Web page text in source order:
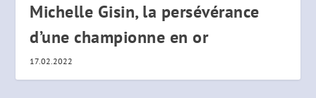
Michelle Gisin, la persévérance
d’une championne en or
17.02.2022